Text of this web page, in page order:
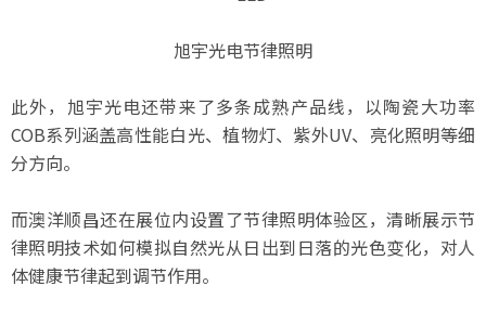
旭宇光电节律照明
此外，旭宇光电还带来了多条成熟产品线，以陶瓷大功率
COB系列涵盖高性能白光、植物灯、紫外UV、亮化照明等细
分方向。
而澳洋顺昌还在展位内设置了节律照明体验区，清晰展示节
律照明技术如何模拟自然光从日出到日落的光色变化，对人
体健康节律起到调节作用。